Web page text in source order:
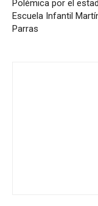
Polémica por el
Escuela Infantil
Parras